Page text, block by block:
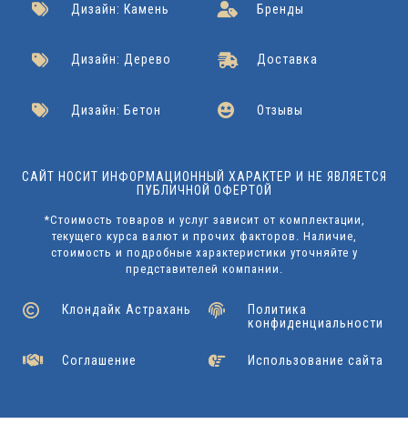
Дизайн: Камень
Дизайн: Дерево
Дизайн: Бетон
Бренды
Доставка
Отзывы
САЙТ НОСИТ ИНФОРМАЦИОННЫЙ ХАРАКТЕР И НЕ ЯВЛЯЕТСЯ
ПУБЛИЧНОЙ ОФЕРТОЙ
*Стоимость товаров и услуг зависит от комплектации,
текущего курса валют и прочих факторов. Наличие,
стоимость и подробные характеристики уточняйте у
представителей компании.
Клондайк Астрахань
Политика
конфиденциальности
Соглашение Использование сайта